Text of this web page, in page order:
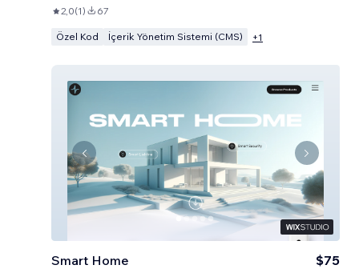
2,0(1) 67
Özel Kod İçerik Yönetim Sistemi (CMS) +1
Smart Home $75